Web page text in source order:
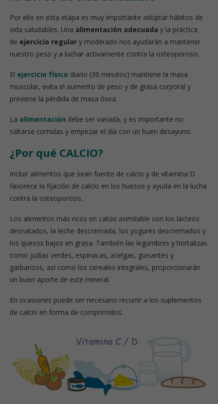
Por ello en esta etapa es muy importante adoptar hábitos de
vida saludables. Una alimentación adecuada y la práctica
de ejercicio regular y moderado nos ayudarán a mantener
nuestro peso y a luchar activamente contra la osteoporosis.
El ejercicio físico diario (30 minutos) mantiene la masa
muscular, evita el aumento de peso y de grasa corporal y
previene la pérdida de masa ósea.
La alimentación debe ser variada, y es importante no
saltarse comidas y empezar el día con un buen desayuno.
¿Por qué CALCIO?
Incluir alimentos que sean fuente de calcio y de vitamina D
favorece la fijación de calcio en los huesos y ayuda en la lucha
contra la osteoporosis.
Los alimentos más ricos en calcio asimilable son los lácteos
desnatados, la leche descremada, los yogures descremados y
los quesos bajos en grasa. También las legumbres y hortalizas
como judías verdes, espinacas, acelgas, guisantes y
garbanzos, así como los cereales integrales, proporcionarán
un buen aporte de este mineral.
En ocasiones puede ser necesario recurrir a los suplementos
de calcio en forma de comprimidos.